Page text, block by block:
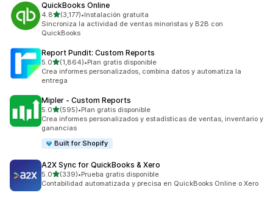
QuickBooks Online
4.8de 5 estrellas
(3,177)
3177 reseñas en total
•Instalación gratuita
Sincroniza la actividad de ventas minoristas y B2B con
QuickBooks
Report Pundit: Custom Reports
5.0de 5 estrellas
(1,864)
1864 reseñas en total
•Plan gratis disponible
Crea informes personalizados, combina datos y automatiza la
entrega
Mipler ‑ Custom Reports
5.0de 5 estrellas
(595)
595 reseñas en total
•Plan gratis disponible
Crea informes personalizados y estadísticas de ventas, inventario y
ganancias
Built for Shopify
A2X Sync for QuickBooks & Xero
5.0de 5 estrellas
(339)
339 reseñas en total
•Prueba gratis disponible
Contabilidad automatizada y precisa en QuickBooks Online o Xero